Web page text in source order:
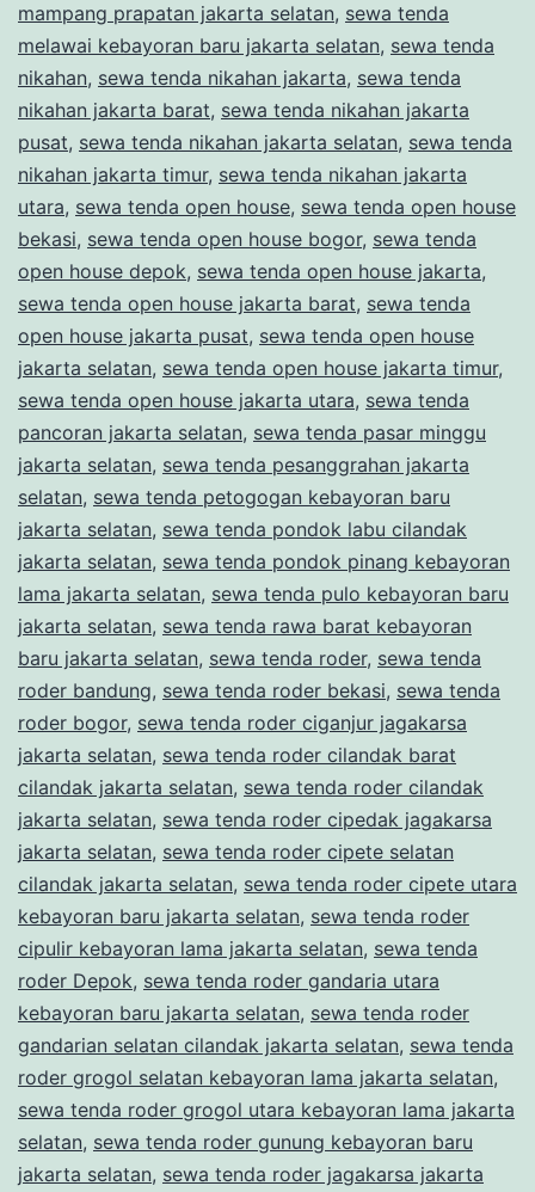
mampang prapatan jakarta selatan, sewa tenda
melawai kebayoran baru jakarta selatan, sewa tenda
nikahan, sewa tenda nikahan jakarta, sewa tenda
nikahan jakarta barat, sewa tenda nikahan jakarta
pusat, sewa tenda nikahan jakarta selatan, sewa tenda
nikahan jakarta timur, sewa tenda nikahan jakarta
utara, sewa tenda open house, sewa tenda open house
bekasi, sewa tenda open house bogor, sewa tenda
open house depok, sewa tenda open house jakarta,
sewa tenda open house jakarta barat, sewa tenda
open house jakarta pusat, sewa tenda open house
jakarta selatan, sewa tenda open house jakarta timur,
sewa tenda open house jakarta utara, sewa tenda
pancoran jakarta selatan, sewa tenda pasar minggu
jakarta selatan, sewa tenda pesanggrahan jakarta
selatan, sewa tenda petogogan kebayoran baru
jakarta selatan, sewa tenda pondok labu cilandak
jakarta selatan, sewa tenda pondok pinang kebayoran
lama jakarta selatan, sewa tenda pulo kebayoran baru
jakarta selatan, sewa tenda rawa barat kebayoran
baru jakarta selatan, sewa tenda roder, sewa tenda
roder bandung, sewa tenda roder bekasi, sewa tenda
roder bogor, sewa tenda roder ciganjur jagakarsa
jakarta selatan, sewa tenda roder cilandak barat
cilandak jakarta selatan, sewa tenda roder cilandak
jakarta selatan, sewa tenda roder cipedak jagakarsa
jakarta selatan, sewa tenda roder cipete selatan
cilandak jakarta selatan, sewa tenda roder cipete utara
kebayoran baru jakarta selatan, sewa tenda roder
cipulir kebayoran lama jakarta selatan, sewa tenda
roder Depok, sewa tenda roder gandaria utara
kebayoran baru jakarta selatan, sewa tenda roder
gandarian selatan cilandak jakarta selatan, sewa tenda
roder grogol selatan kebayoran lama jakarta selatan,
sewa tenda roder grogol utara kebayoran lama jakarta
selatan, sewa tenda roder gunung kebayoran baru
jakarta selatan, sewa tenda roder jagakarsa jakarta